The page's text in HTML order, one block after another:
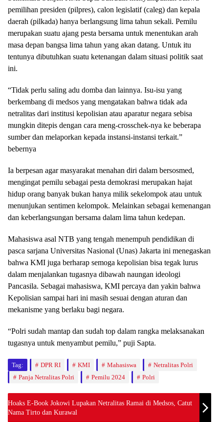
pemilihan presiden (pilpres), calon legislatif (caleg) dan kepala
daerah (pilkada) hanya berlangsung lima tahun sekali. Pemilu
merupakan suatu ajang pesta bersama untuk menentukan arah
masa depan bangsa lima tahun yang akan datang. Untuk itu
tentunya dibutuhkan suatu ketenangan dalam situasi politik saat
ini.
“Tidak perlu saling adu domba dan lainnya. Isu-isu yang
berkembang di medsos yang mengatakan bahwa tidak ada
netralitas dari institusi kepolisian atau aparatur negara sebisa
mungkin ditepis dengan cara meng-crosschek-nya ke beberapa
sumber dan melaporkan kepada instansi-instansi terkait.”
bebernya
Ia berpesan agar masyarakat menahan diri dalam bersosmed,
mengingat pemilu sebagai pesta demokrasi merupakan hajat
hidup orang banyak bukan hanya milik sekelompok atau untuk
menunjukan sentimen kelompok. Melainkan sebagai kemenangan
dan keberlangsungan bersama dalam lima tahun kedepan.
Mahasiswa asal NTB yang tengah menempuh pendidikan di
pasca sarjana Universitas Nasional (Unas) Jakarta ini menegaskan
bahwa KMI juga berharap semoga kepolisian bisa tegak lurus
dalam menjalankan tugasnya dibawah naungan ideologi
Pancasila. Sebagai mahasiswa, KMI percaya dan yakin bahwa
Kepolisian sampai hari ini masih sesuai dengan aturan dan
mekanisme yang berlaku bagi negara.
“Polri sudah mantap dan sudah top dalam rangka melaksanakan
tugasnya untuk menyambut pemilu,” puji Sapta.
Tag: DPR RI KMI Mahasiswa
Netralitas Polri
Panja Netralitas Polri
Pemilu 2024 Polri
Hoaks E-Book Jokowi Lupakan Netralitas Ramai di Medsos, Catut
Nama Tirto dan Kurawal